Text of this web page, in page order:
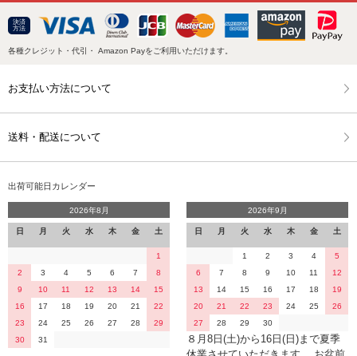
決済
方法
各種クレジット・代引・ Amazon Payをご利用いただけます。
お支払い方法について
送料・配送について
出荷可能日カレンダー
2026年8月
日 月 火 水 木 金 土
1
2
3 4 5 6 7
8
9
10 11 12 13 14
15
16
17 18 19 20 21
22
23
24 25 26 27 28
29
30
31
2026年9月
日 月 火 水 木 金 土
1 2 3 4
5
6
7 8 9 10 11
12
13
14 15 16 17 18
19
20
21 22 23 24 25
26
27
28 29 30
８月8日(土)から16日(日)まで夏季